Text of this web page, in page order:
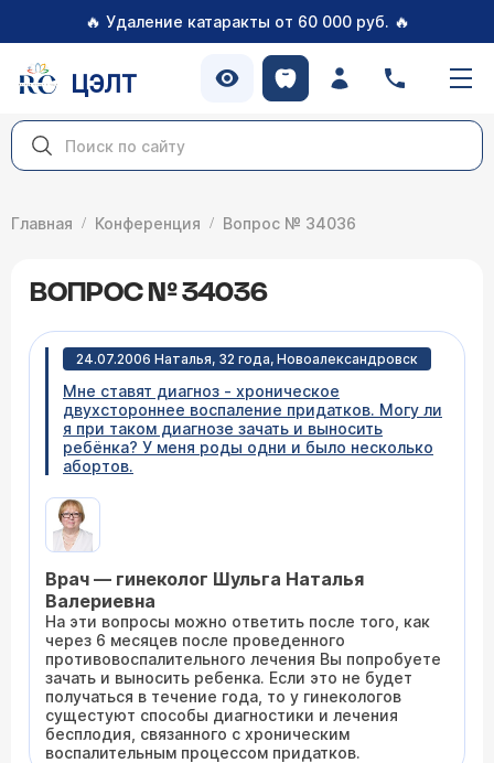
🔥 Удаление катаракты от 60 000 руб. 🔥
ЦЭЛТ
Главная Конференция Вопрос № 34036
ВОПРОС № 34036
24.07.2006 Наталья, 32 года, Новоалександровск
Мне ставят диагноз - хроническое
двухстороннее воспаление придатков. Могу ли
я при таком диагнозе зачать и выносить
ребёнка? У меня роды одни и было несколько
абортов.
Врач — гинеколог Шульга Наталья
Валериевна
На эти вопросы можно ответить после того, как
через 6 месяцев после проведенного
противовоспалительного лечения Вы попробуете
зачать и выносить ребенка. Если это не будет
получаться в течение года, то у гинекологов
сущестуют способы диагностики и лечения
бесплодия, связанного с хроническим
воспалительным процессом придатков.